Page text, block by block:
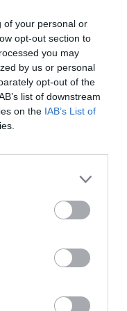
of your personal or
opt-out section to
you may
by us or personal
opt-out of the
list of downstream
on the IAB’s List of
во